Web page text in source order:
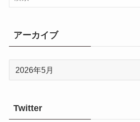
アーカイブ
Twitter